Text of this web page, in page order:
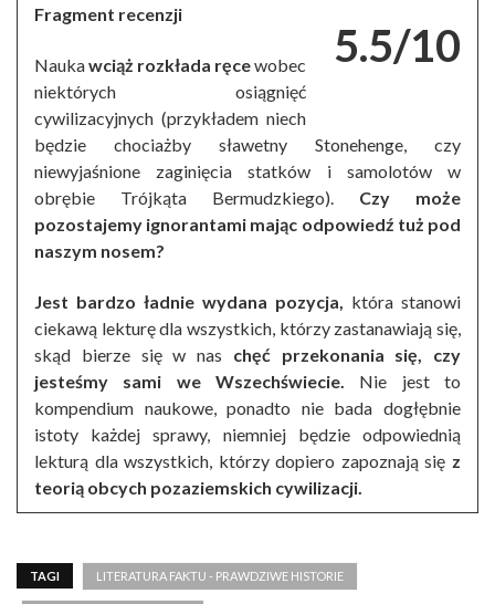
5.5/10
Fragment recenzji
Naukawciąż rozkłada ręcewobec
niektórych osiągnięć
cywilizacyjnych (przykładem niech
będzie chociażby sławetny Stonehenge, czy
niewyjaśnione zaginięcia statków i samolotów w
obrębie Trójkąta Bermudzkiego). Czy może
pozostajemy ignorantami mając odpowiedź tuż pod
naszym nosem?
Jest bardzo ładnie wydana pozycja,
która stanowi
ciekawą lekturę dla wszystkich, którzy zastanawiają się,
skąd bierze się w nas chęć przekonania się, czy
jesteśmy sami we Wszechświecie.
Nie jest to
kompendium naukowe, ponadto nie bada dogłębnie
istoty każdej sprawy, niemniej będzie odpowiednią
lekturą dla wszystkich, którzy dopiero zapoznają się z
teorią obcych pozaziemskich cywilizacji.
TAGI LITERATURA FAKTU - PRAWDZIWE HISTORIE